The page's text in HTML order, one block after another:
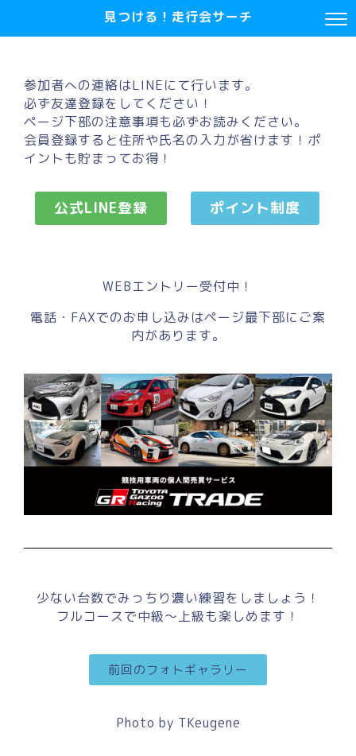
見つける！走行会サーチ
参加者への連絡はLINEにて行います。
必ず友達登録をしてください！
ページ下部の注意事項も必ずお読みください。
会員登録すると住所や氏名の入力が省けます！ポ
イントも貯まってお得！
公式LINE登録 ポイント制度
WEBエントリー受付中！
電話・FAXでのお申し込みはページ最下部にご案
内があります。
少ない台数でみっちり濃い練習をしましょう！
フルコースで中級～上級も楽しめます！
前回のフォトギャラリー
Photo by TKeugene